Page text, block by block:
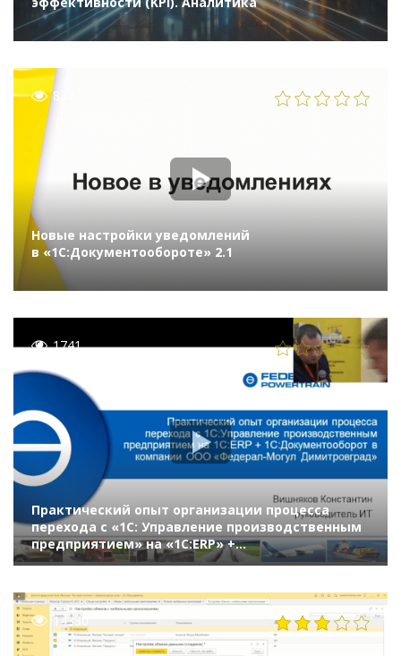
832
Новые настройки уведомлений
в «1С:Документообороте» 2.1
1741
Практический опыт организации процесса
перехода с «1С: Управление производственным
предприятием» на «1С:ERP» +
«1С:Документооборот» в компании «Федерал-
14330